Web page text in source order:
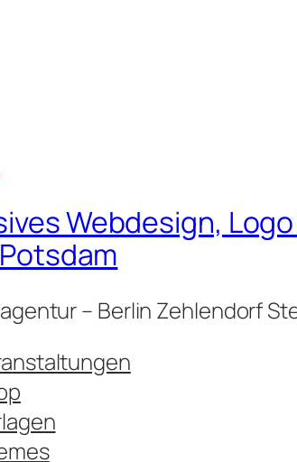
Webdesign,
– Berlin Zehlendorf